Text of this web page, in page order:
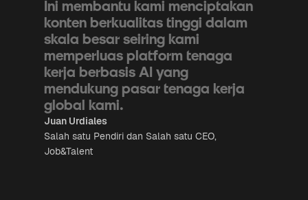
Ini membantu kami menciptakan
konten berkualitas tinggi dalam
skala besar seiring kami
memperluas platform tenaga
kerja berbasis AI yang
mendukung pasar tenaga kerja
global kami.
Juan Urdiales
Salah satu Pendiri dan Salah satu CEO,
Job&Talent